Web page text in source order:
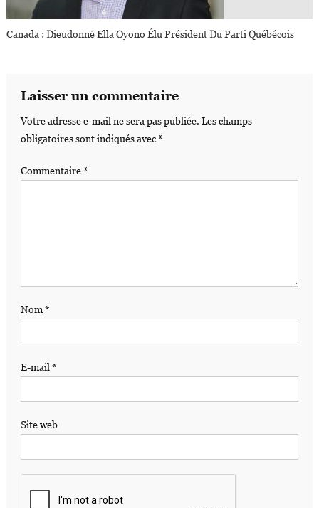
Canada : Dieudonné Ella Oyono Élu Président Du Parti Québécois
Laisser un commentaire
Votre adresse e-mail ne sera pas publiée. Les champs
obligatoires sont indiqués avec*
Commentaire*
Nom*
E-mail *
Site web